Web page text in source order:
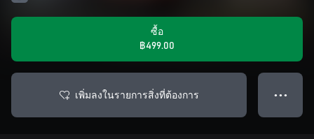
ซื้อ
฿499.00
เพิ่มลงในรายการสิ่งที่ต้องการ ● ● ●